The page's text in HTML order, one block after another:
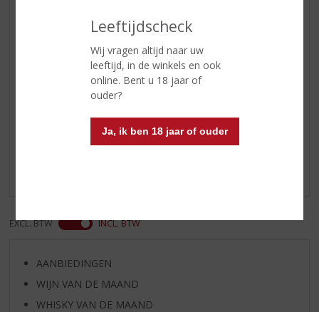
Leeftijdscheck
Wij vragen altijd naar uw
leeftijd, in de winkels en ook
online. Bent u 18 jaar of
ouder?
Ja, ik ben 18 jaar of ouder
Rijk gekruid fruit, toffee en fudge
Vanille-eik en zachte kruiden
Reviews
Schrijf een review
EXCL. BTW INCL. BTW
AANBIEDINGEN
WIJN VAN DE MAAND
WHISKY VAN DE MAAND